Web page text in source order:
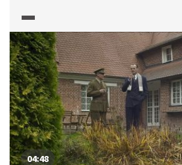
staví historikové? To si můžeme
Historie.cs.
04:48